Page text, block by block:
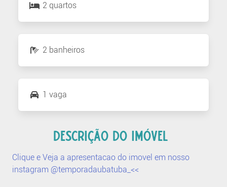
2 quartos
2 banheiros
1 vaga
DESCRIÇÃO DO IMÓVEL
Clique e Veja a apresentacao do imovel em nosso
instagram @temporadaubatuba_<<